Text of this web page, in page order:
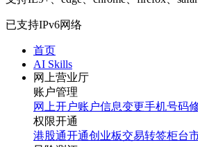
已支持IPv6网络
首页
AI Skills
网上营业厅
账户管理
网上开户账户信息变更手机号码
权限开通
港股通开通创业板交易转签柜台